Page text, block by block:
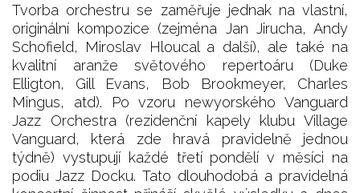
Tvorba orchestru se zaměřuje jednak na vlastní,
originální kompozice (zejména Jan Jirucha, Andy
Schofield, Miroslav Hloucal a další), ale také na
kvalitní aranže světového repertoáru (Duke
Elligton, Gill Evans, Bob Brookmeyer, Charles
Mingus, atd). Po vzoru newyorského Vanguard
Jazz Orchestra (rezidenční kapely klubu Village
Vanguard, která zde hravá pravidelně jednou
týdně) vystupují každé třetí pondělí v měsíci na
podiu Jazz Docku. Tato dlouhodobá a pravidelná